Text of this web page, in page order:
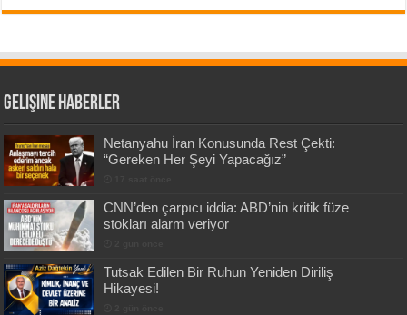
Gelişine Haberler
Netanyahu İran Konusunda Rest Çekti:
“Gereken Her Şeyi Yapacağız”
CNN’den çarpıcı iddia: ABD’nin kritik füze
stokları alarm veriyor
Tutsak Edilen Bir Ruhun Yeniden Diriliş
Hikayesi!